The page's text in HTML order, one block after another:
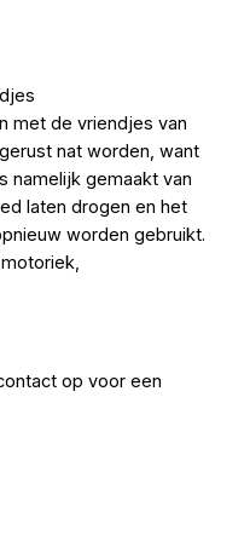
met de vriendjes van
nat worden, want
namelijk gemaakt van
laten drogen en het
worden gebruikt.
op voor een